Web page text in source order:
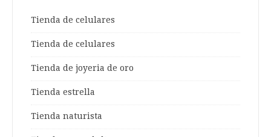
Tienda de celulares
Tienda de celulares
Tienda de joyeria de oro
Tienda estrella
Tienda naturista